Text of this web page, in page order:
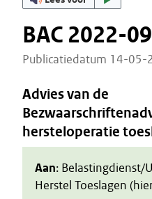
BAC 2022-
Publicatiedatum 14-05-
Advies van de
hersteloperatie
Aan: Belastingdienst/
Herstel Toeslagen